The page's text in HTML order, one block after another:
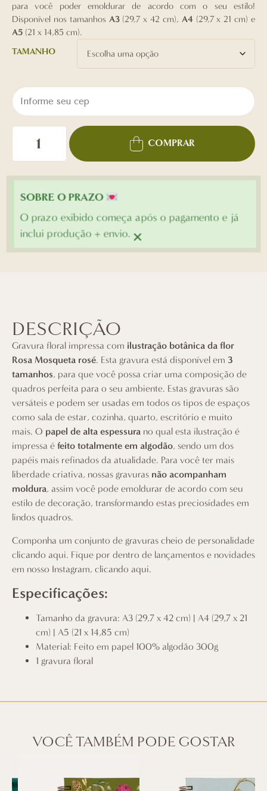
para você poder emoldurar de acordo com o seu estilo!
Disponível nos tamanhos A3(29,7 x 42 cm), A4 (29,7 x 21 cm) e
A5 (21 x 14,85 cm).
TAMANHO
COMPRAR
SOBRE O PRAZO
O prazo exibido começa após o pagamento e já
inclui produção + envio. ×
DESCRIÇÃO
Gravura floral impressa com ilustração botânica da flor
Rosa Mosqueta rosé. Esta gravura está disponível em 3
tamanhos, para que você possa criar uma composição de
quadros perfeita para o seu ambiente. Estas gravuras são
versáteis e podem ser usadas em todos os tipos de espaços
como sala de estar, cozinha, quarto, escritório e muito
mais. O papel de alta espessura no qual esta ilustração é
impressa é feito totalmente em algodão, sendo um dos
papéis mais refinados da atualidade. Para você ter mais
liberdade criativa, nossas gravuras não acompanham
moldura, assim você pode emoldurar de acordo com seu
estilo de decoração, transformando estas preciosidades em
lindos quadros.
Componha um conjunto de gravuras cheio de personalidade
clicando aqui. Fique por dentro de lançamentos e novidades
em nosso Instagram, clicando aqui.
Especificações:
Tamanho da gravura: A3 (29,7 x 42 cm) | A4 (29,7 x 21
cm) | A5 (21 x 14,85 cm)
Material: Feito em papel 100% algodão 300g
1 gravura floral
VOCÊ TAMBÉM PODE GOSTAR